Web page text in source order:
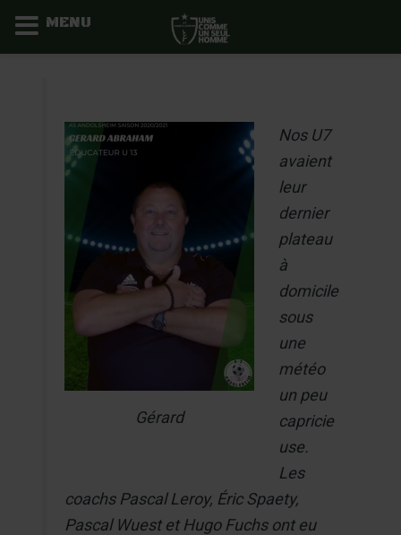
Gérard
Nos U7
avaient
leur
dernier
plateau
à
domicile
sous
une
météo
un peu
capricie
use.
Les
coachs Pascal Leroy, Éric Spaety,
Pascal Wuest et Hugo Fuchs ont eu
MENU